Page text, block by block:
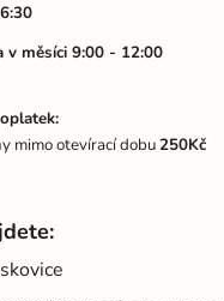
v měsíci 9:00 - 12:00
mimo otevírací dobu250Kč